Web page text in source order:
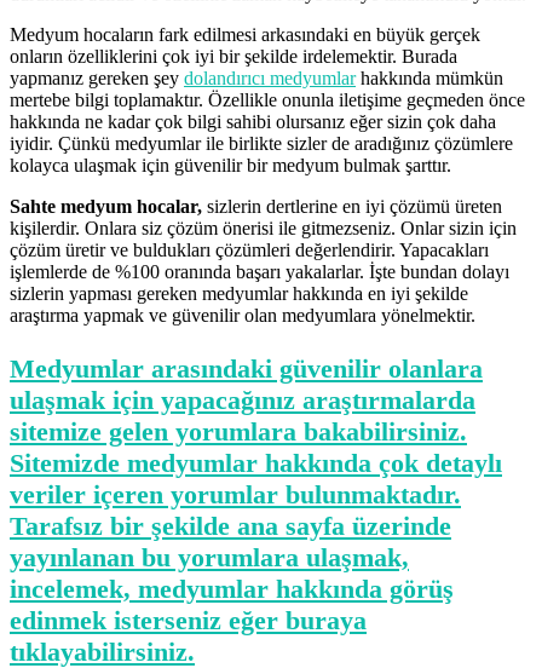
Medyum hocaların fark edilmesi arkasındaki en büyük gerçek
onların özelliklerini çok iyi bir şekilde irdelemektir. Burada
yapmanız gereken şey dolandırıcı medyumlarhakkında mümkün
mertebe bilgi toplamaktır. Özellikle onunla iletişime geçmeden önce
hakkında ne kadar çok bilgi sahibi olursanız eğer sizin çok daha
iyidir. Çünkü medyumlar ile birlikte sizler de aradığınız çözümlere
kolayca ulaşmak için güvenilir bir medyum bulmak şarttır.
Sahte medyum hocalar, sizlerin dertlerine en iyi çözümü üreten
kişilerdir. Onlara siz çözüm önerisi ile gitmezseniz. Onlar sizin için
çözüm üretir ve buldukları çözümleri değerlendirir. Yapacakları
işlemlerde de %100 oranında başarı yakalarlar. İşte bundan dolayı
sizlerin yapması gereken medyumlar hakkında en iyi şekilde
araştırma yapmak ve güvenilir olan medyumlara yönelmektir.
Medyumlar arasındaki güvenilir olanlara
ulaşmak için yapacağınız araştırmalarda
sitemize gelen yorumlara bakabilirsiniz.
Sitemizde medyumlar hakkında çok detaylı
veriler içeren yorumlar bulunmaktadır.
Tarafsız bir şekilde ana sayfa üzerinde
yayınlanan bu yorumlara ulaşmak,
incelemek, medyumlar hakkında görüş
edinmek isterseniz eğer buraya
tıklayabilirsiniz.